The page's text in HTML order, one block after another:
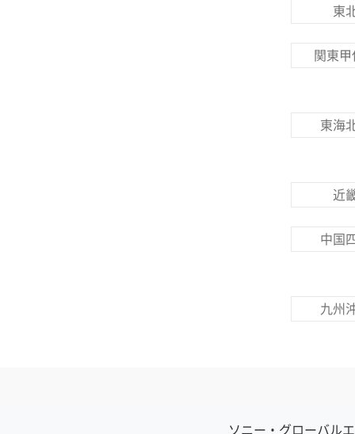
東
関東甲
東海
近
中国
九州
ソニー・グローバル